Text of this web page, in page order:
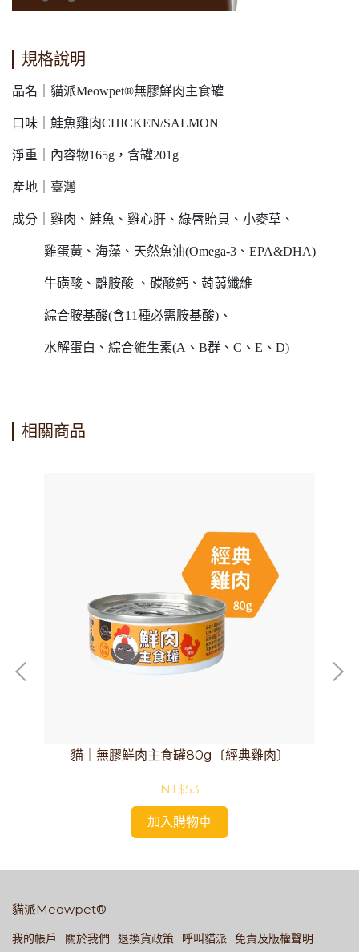
規格說明
品名｜貓派Meowpet®無膠鮮肉主食罐
口味｜鮭魚雞肉CHICKEN/SALMON
淨重｜內容物165g，含罐201g
產地｜臺灣
成分｜雞肉、鮭魚、雞心肝、綠唇貽貝、小麥草、
雞蛋黃、海藻、天然魚油(Omega-3、EPA&DHA)
牛磺酸、離胺酸 、碳酸鈣、蒟蒻纖維
綜合胺基酸(含11種必需胺基酸)、
水解蛋白、綜合維生素(A、B群、C、E、D)
相關商品
貓｜無膠鮮肉主食罐80g〔經典雞肉〕
NT$53
加入購物車
貓派Meowpet®
我的帳戶 關於我們 退換貨政策 呼叫貓派 免責及版權聲明